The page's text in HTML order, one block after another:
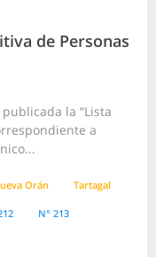
de Personas
la “Lista
a
Orán Tartagal
N° 213